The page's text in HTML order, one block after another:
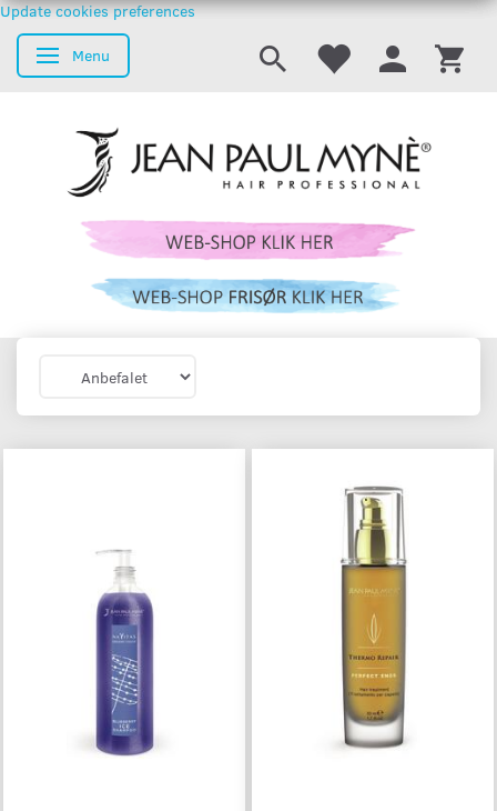
Update cookies preferences
Skifte navigation
Menu